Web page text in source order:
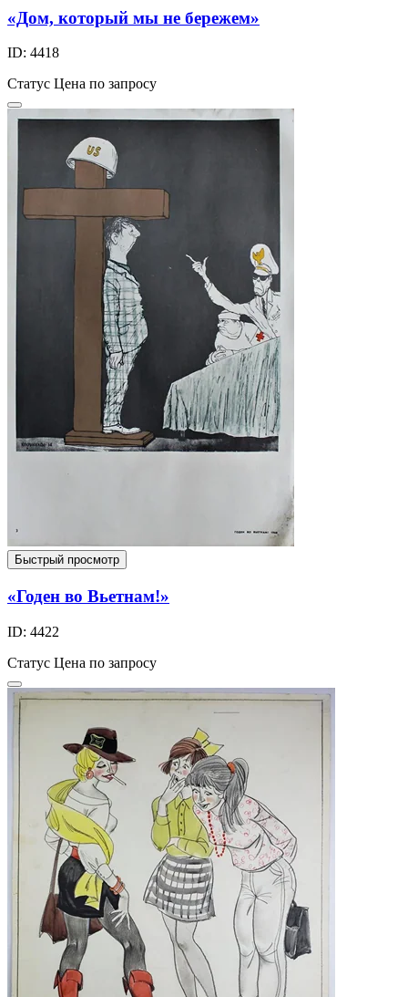
«Дом, который мы не бережем»
ID: 4418
Статус Цена по запросу
Быстрый просмотр
«Годен во Вьетнам!»
ID: 4422
Статус Цена по запросу